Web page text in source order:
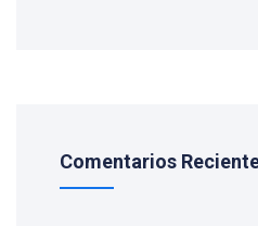
Comentarios